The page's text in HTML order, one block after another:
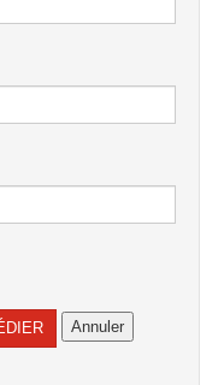
Annuler